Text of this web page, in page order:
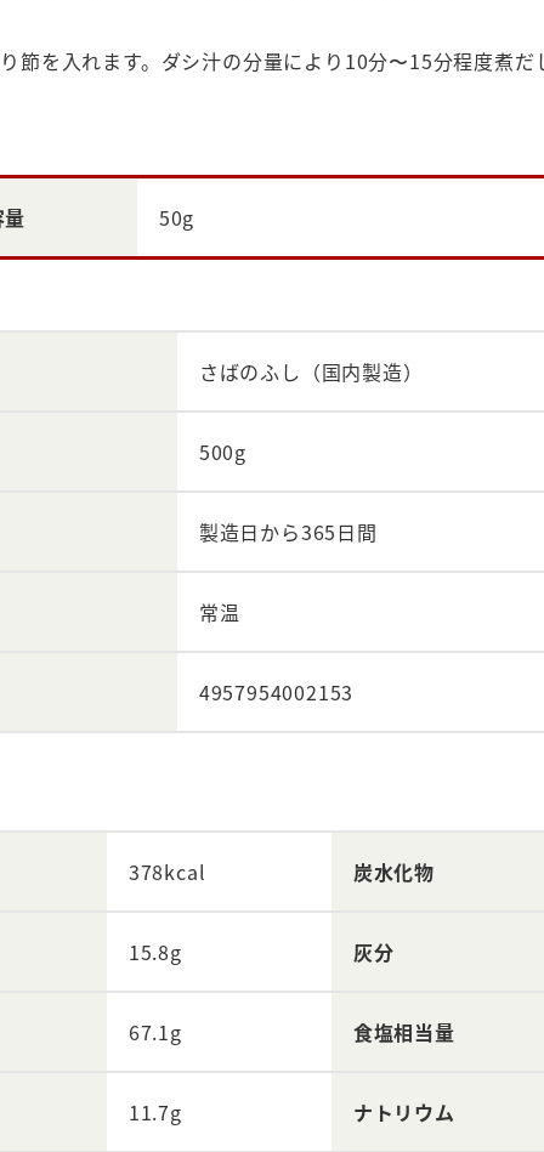
節を入れます。ダシ汁の分量により10分〜15分程度煮だ
50g
さばのふし（国内製造）
500g
製造日から365日間
常温
4957954002153
378kcal 炭水化物
15.8g 灰分
67.1g 食塩相当量
11.7g ナトリウム